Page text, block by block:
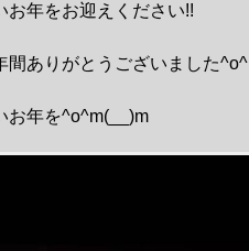
お年をお迎えください!!
間ありがとうございました^o^
お年を^o^m(__)m